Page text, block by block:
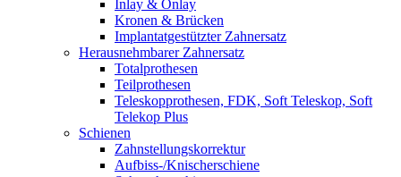
Inlay & Onlay
Kronen & Brücken
Implantatgestützter Zahnersatz
Herausnehmbarer Zahnersatz
Totalprothesen
Teilprothesen
Teleskopprothesen, FDK, Soft Teleskop, Soft
Telekop Plus
Schienen
Zahnstellungskorrektur
Aufbiss-/Knischerschiene